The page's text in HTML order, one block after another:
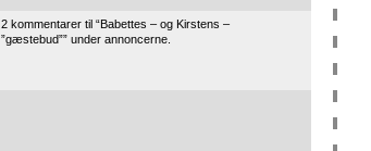
2 kommentarer til “Babettes – og Kirstens –
”gæstebud”” under annoncerne.